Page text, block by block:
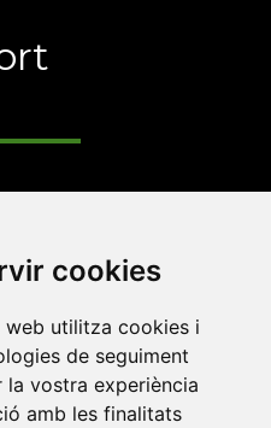
cookies
web utilitza cookies i
de seguiment
la vostra experiència
amb les finalitats